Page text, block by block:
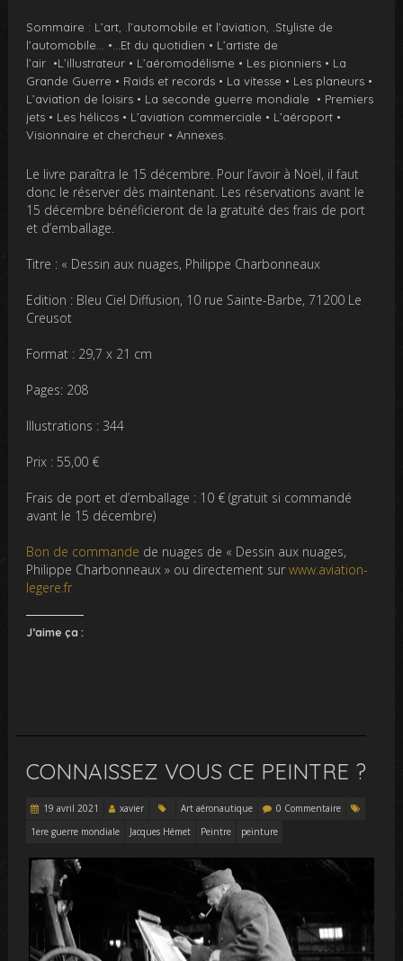
Sommaire : L’art, .l’automobile et l’aviation, .Styliste de
l’automobile… •…Et du quotidien • L’artiste de
l’air •L’illustrateur • L’aéromodélisme • Les pionniers • La
Grande Guerre • Raids et records • La vitesse • Les planeurs •
L’aviation de loisirs • La seconde guerre mondiale • Premiers
jets • Les hélicos • L’aviation commerciale • L’aéroport •
Visionnaire et chercheur • Annexes.
Le livre paraîtra le 15 décembre. Pour l’avoir à Noël, il faut
donc le réserver dès maintenant. Les réservations avant le
15 décembre bénéficieront de la gratuité des frais de port
et d’emballage.
Titre : « Dessin aux nuages, Philippe Charbonneaux
Edition : Bleu Ciel Diffusion, 10 rue Sainte-Barbe, 71200 Le
Creusot
Format : 29,7 x 21 cm
Pages: 208
Illustrations : 344
Prix : 55,00 €
Frais de port et d’emballage : 10 € (gratuit si commandé
avant le 15 décembre)
Bon de commande de nuages de « Dessin aux nuages,
Philippe Charbonneaux » ou directement surwww.aviation-
legere.fr
J’aime ça :
CONNAISSEZ VOUS CE PEINTRE ?
19 avril 2021 xavier Art aéronautique
0 Commentaire
1ere guerre mondiale
Jacques Hémet Peintre peinture